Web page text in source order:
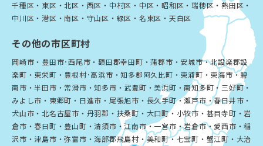
千種区・東区・北区・西区・中村区・中区・昭和区・瑞穂区・熱田区・
中川区・港区・南区・守山区・緑区・名東区・天白区
その他の市区町村
岡崎市・豊田市･西尾市・額田郡幸田町・蒲郡市・安城市・北設楽郡設
楽町・東栄町・豊根村･高浜市・知多郡阿久比町・東浦町・東海市・碧
南市・半田市・常滑市・知多市・武豊町・美浜町・南知多町・三好町・
みよし市・東郷町・日進市・尾張旭市・長久手町・瀬戸市・春日井市・
犬山市・北名古屋市・丹羽郡・扶桑町・大口町・小牧市・甚目寺町・岩
倉市・春日町・豊山町・清須市・江南市・一宮市・岩倉市・愛西市・稲
沢市・津島市・弥富市・海部郡飛島村・美和町・七宝町・蟹江町・大治